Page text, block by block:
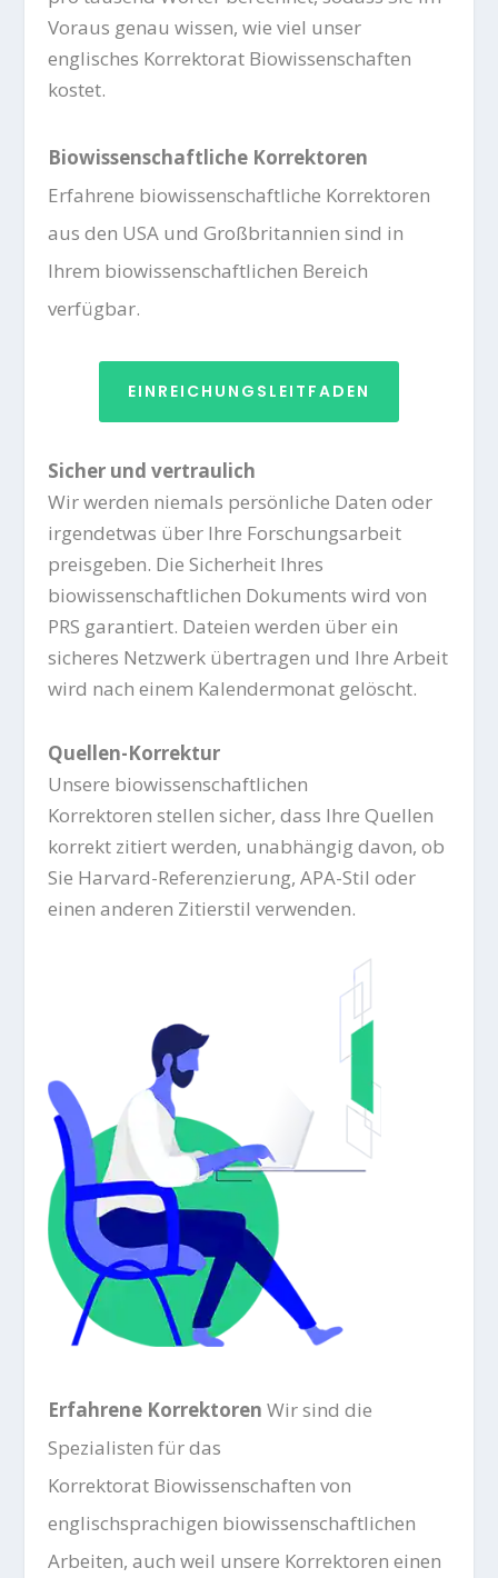
Voraus genau wissen, wie viel unser
englisches Korrektorat Biowissenschaften
kostet.
Biowissenschaftliche Korrektoren
Erfahrene biowissenschaftliche Korrektoren
aus den USA und Großbritannien sind in
Ihrem biowissenschaftlichen Bereich
verfügbar.
EINREICHUNGSLEITFADEN
Sicher und vertraulich
Wir werden niemals persönliche Daten oder
irgendetwas über Ihre Forschungsarbeit
preisgeben. Die Sicherheit Ihres
biowissenschaftlichen Dokuments wird von
PRS garantiert. Dateien werden über ein
sicheres Netzwerk übertragen und Ihre Arbeit
wird nach einem Kalendermonat gelöscht.
Quellen-Korrektur
Unsere biowissenschaftlichen
Korrektoren stellen sicher, dass Ihre Quellen
korrekt zitiert werden, unabhängig davon, ob
Sie Harvard-Referenzierung, APA-Stil oder
einen anderen Zitierstil verwenden.
Erfahrene Korrektoren Wir sind die
Spezialisten für das
Korrektorat Biowissenschaften von
englischsprachigen biowissenschaftlichen
Arbeiten, auch weil unsere Korrektoren einen